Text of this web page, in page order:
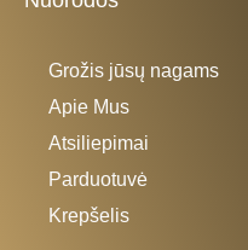
Grožis jūsų nagams
Apie Mus
Atsiliepimai
Parduotuvė
Krepšelis